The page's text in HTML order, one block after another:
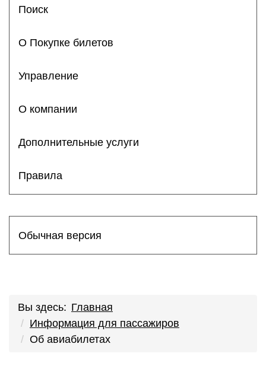
Поиск
О Покупке билетов
Управление
О компании
Дополнительные услуги
Правила
Обычная версия
Вы здесь: Главная
Информация для пассажиров
Об авиабилетах